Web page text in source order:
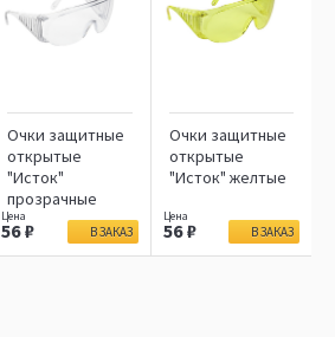
Очки защитные
открытые
"Исток"
прозрачные
56 В ЗАКАЗ
Очки защитные
открытые
"Исток" желтые
56 В ЗАКАЗ